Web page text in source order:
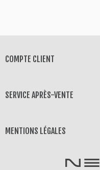
COMPTE CLIENT
SERVICE APRÈS-VENTE
MENTIONS LÉGALES